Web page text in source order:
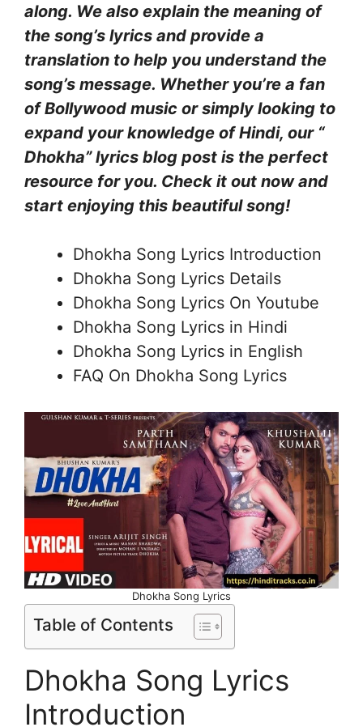
along. We also explain the meaning of
the song’s lyrics and provide a
translation to help you understand the
song’s message. Whether you’re a fan
of Bollywood music or simply looking to
expand your knowledge of Hindi, our “
Dhokha” lyrics blog post is the perfect
resource for you. Check it out now and
start enjoying this beautiful song!
Dhokha Song Lyrics Introduction
Dhokha Song Lyrics Details
Dhokha Song Lyrics On Youtube
Dhokha Song Lyrics in Hindi
Dhokha Song Lyrics in English
FAQ On Dhokha Song Lyrics
Dhokha Song Lyrics
Table of Contents
Dhokha Song Lyrics
Introduction